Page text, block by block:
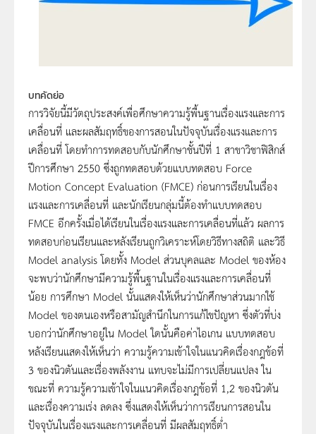
บทคัดย่อ
การวิจัยนี้มีวัตถุประสงค์เพื่อศึกษาความรู้พื้นฐานเรื่องแรงและการ
เคลื่อนที่ และผลสัมฤทธิ์ของการสอนในปัจจุบันเรื่องแรงและการ
เคลื่อนที่ โดยทำการทดสอบกับนักศึกษาชั้นปีที่ 1 สาขาวิชาฟิสิกส์
ปีการศึกษา 2550 ซึ่งถูกทดสอบด้วยแบบทดสอบ Force
Motion Concept Evaluation (FMCE) ก่อนการเรียนในเรื่อง
แรงและการเคลื่อนที่ และนักเรียนกลุ่มนี้ต้องทำแบบทดสอบ
FMCE อีกครั้งเมื่อได้เรียนในเรื่องแรงและการเคลื่อนที่แล้ว ผลการ
ทดสอบก่อนเรียนและหลังเรียนถูกวิเคราะห์โดยวิธีทางสถิติ และวิธี
Model analysis โดยทั้ง Model ส่วนบุคลและ Model ของห้อง
จะพบว่านักศึกษามีความรู้พื้นฐานในเรื่องแรงและการเคลื่อนที่
น้อย การศึกษา Model นั้นแสดงให้เห็นว่านักศึกษาส่วนมากใช้
Model ของตนเองหรือสามัญสำนึกในการแก้ไขปัญหา ซึ่งตัวที่บ่ง
บอกว่านักศึกษาอยู่ใน Model ใดนั้นคือค่าไอเกน แบบทดสอบ
หลังเรียนแสดงให้เห็นว่า ความรู้ความเข้าใจในแนวคิดเรื่องกฎข้อที่
3 ของนิวตันและเรื่องพลังงาน แทบจะไม่มีการเปลี่ยนแปลง ใน
ขณะที่ ความรู้ความเข้าใจในแนวคิดเรื่องกฎข้อที่ 1,2 ของนิวตัน
และเรื่องความเร่ง ลดลง ซึ่งแสดงให้เห็นว่าการเรียนการสอนใน
ปัจจุบันในเรื่องแรงและการเคลื่อนที่ มีผลสัมฤทธิ์ต่ำ